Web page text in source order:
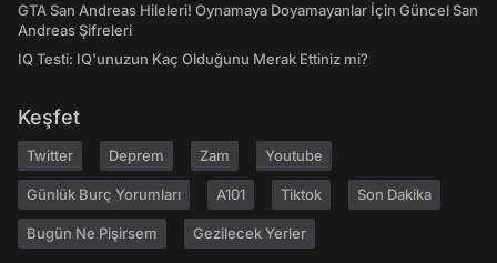
GTA San Andreas Hileleri! Oynamaya Doyamayanlar İçin Güncel San
Andreas Şifreleri
IQ Testi: IQ'unuzun Kaç Olduğunu Merak Ettiniz mi?
Keşfet
Twitter Deprem Zam Youtube
Günlük Burç Yorumları A101 Tiktok Son Dakika
Bugün Ne Pişirsem Gezilecek Yerler